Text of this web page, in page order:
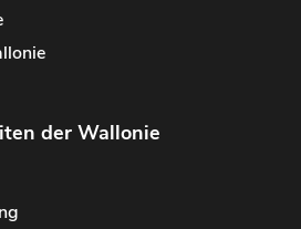
der Wallonie